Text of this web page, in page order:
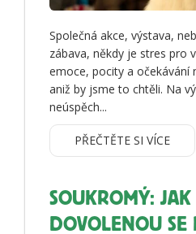
Společná akce, výstava,
zábava, někdy je stres pro
emoce, pocity a očekávání
aniž by jsme to chtěli. Na
neúspěch...
PŘEČTĚTE SI VÍCE
SOUKROMÝ: JAK
DOVOLENOU SE